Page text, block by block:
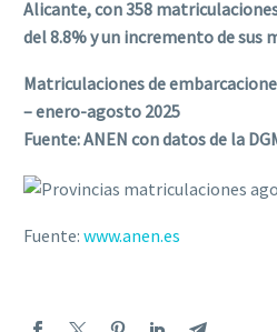
Alicante, con 358
del 8.8% y un incremento de sus
Matriculaciones de
– enero-agosto 2025
Fuente: ANEN con datos de la
Fuente: www.anen.es